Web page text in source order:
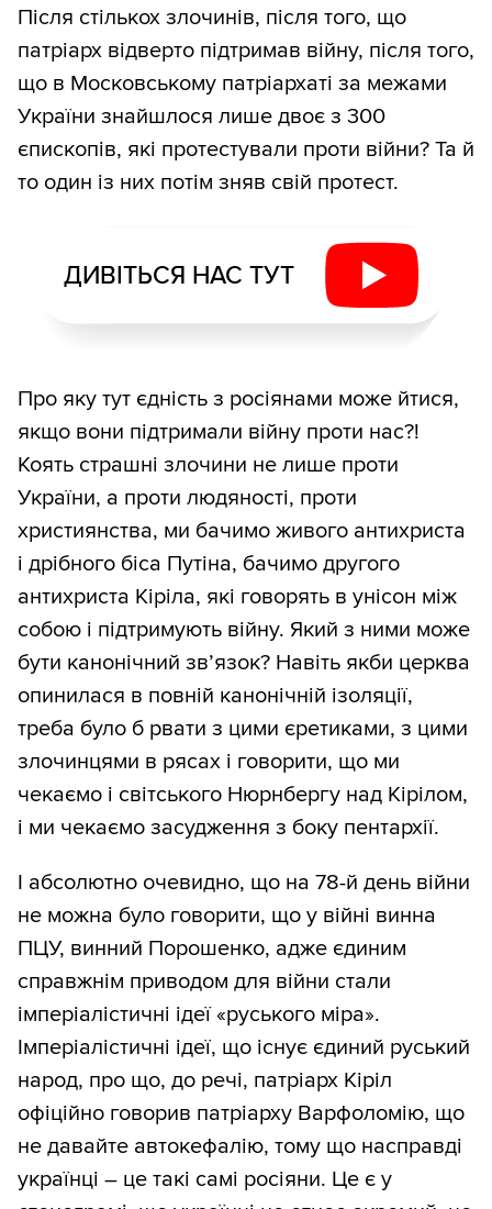
Після стількох злочинів, після того, що
патріарх відверто підтримав війну, після того,
що в Московському патріархаті за межами
України знайшлося лише двоє з 300
єпископів, які протестували проти війни? Та й
то один із них потім зняв свій протест.
ДИВІТЬСЯ НАС ТУТ
Про яку тут єдність з росіянами може йтися,
якщо вони підтримали війну проти нас?!
Коять страшні злочини не лише проти
України, а проти людяності, проти
християнства, ми бачимо живого антихриста
і дрібного біса Путіна, бачимо другого
антихриста Кіріла, які говорять в унісон між
собою і підтримують війну. Який з ними може
бути канонічний зв’язок? Навіть якби церква
опинилася в повній канонічній ізоляції,
треба було б рвати з цими єретиками, з цими
злочинцями в рясах і говорити, що ми
чекаємо і світського Нюрнбергу над Кірілом,
і ми чекаємо засудження з боку пентархії.
І абсолютно очевидно, що на 78-й день війни
не можна було говорити, що у війні винна
ПЦУ, винний Порошенко, адже єдиним
справжнім приводом для війни стали
імперіалістичні ідеї «руського міра».
Імперіалістичні ідеї, що існує єдиний руський
народ, про що, до речі, патріарх Кіріл
офіційно говорив патріарху Варфоломію, що
не давайте автокефалію, тому що насправді
українці – це такі самі росіяни. Це є у